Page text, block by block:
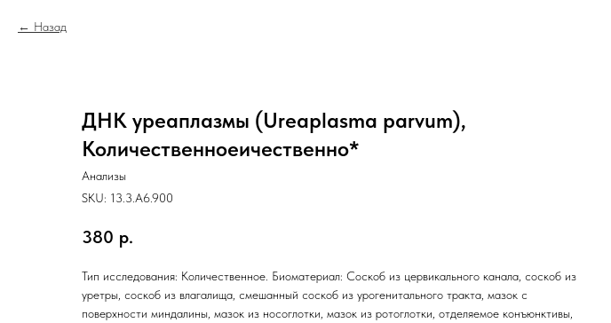
Назад
ДНК уреаплазмы (Ureaplasma parvum),
Количественноеичественно*
Анализы
SKU: 13.3.A6.900
380 р.
Тип исследования: Количественное. Биоматериал: Соскоб из цервикального канала, соскоб из
уретры, соскоб из влагалища, смешанный соскоб из урогенитального тракта, мазок с
поверхности миндалины, мазок из носоглотки, мазок из ротоглотки, отделяемое конъюнктивы,